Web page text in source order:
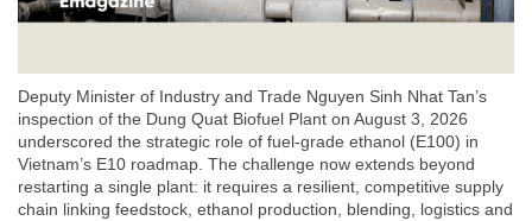
Deputy Minister of Industry and Trade Nguyen Sinh Nhat Tan’s
inspection of the Dung Quat Biofuel Plant on August 3, 2026
underscored the strategic role of fuel-grade ethanol (E100) in
Vietnam’s E10 roadmap. The challenge now extends beyond
restarting a single plant: it requires a resilient, competitive supply
chain linking feedstock, ethanol production, blending, logistics and